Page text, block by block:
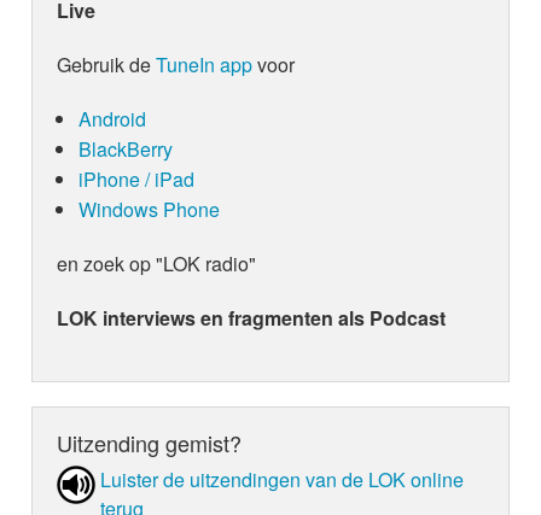
Live
Gebruik deTuneIn appvoor
Android
BlackBerry
iPhone / iPad
Windows Phone
en zoek op "LOK radio"
LOK interviews en fragmenten als Podcast
Uitzending gemist?
Luister de uit­zen­din­gen van de LOK online
terug